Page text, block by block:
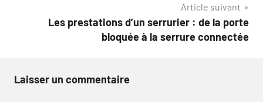
Article suivant
Les prestations d’un serrurier : de la porte
bloquée à la serrure connectée
Laisser un commentaire